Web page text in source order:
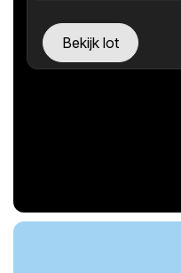
Bekijk lot